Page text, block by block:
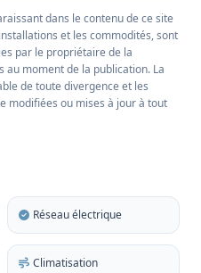
cette propriété
sur 390 m2 et se
clôturé de 1 600 m2. La
d'amis de bonne taille,
bain élégante, de l'air
espace de vie ouvert
Doté d'une cheminée
le confort et le style et
en verre
dans le contenu de ce site
et les commodités, sont
par le propriétaire de la
au moment de la publication. La
de toute divergence et les
modifiées ou mises à jour à tout
Réseau électrique
Climatisation